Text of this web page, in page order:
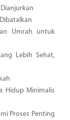
Umrah untuk
Lebih Sehat,
Hidup Minimalis
Proses Penting